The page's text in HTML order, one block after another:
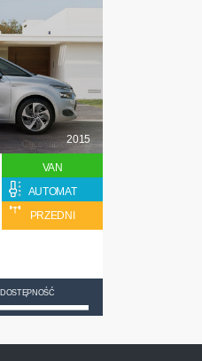
2015
VAN
AUTOMAT
PRZEDNI
DOSTĘPNOŚĆ